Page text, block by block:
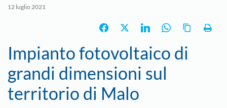
12 luglio 2021
Impianto fotovoltaico di
grandi dimensioni sul
territorio di Malo